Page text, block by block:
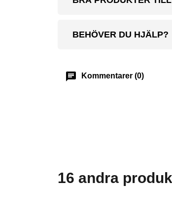
BEHÖVER DU HJÄLP?
chat Kommentarer (0)
16 andra